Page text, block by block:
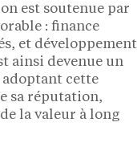
est soutenue par
: finance
et développement
ainsi devenue un
adoptant cette
sa réputation,
la valeur à long